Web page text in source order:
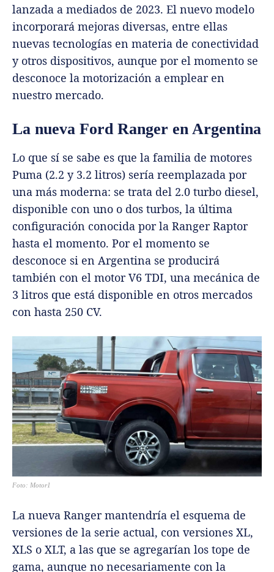
lanzada a mediados de 2023. El nuevo modelo
incorporará mejoras diversas, entre ellas
nuevas tecnologías en materia de conectividad
y otros dispositivos, aunque por el momento se
desconoce la motorización a emplear en
nuestro mercado.
La nueva Ford Ranger en Argentina
Lo que sí se sabe es que la familia de motores
Puma (2.2 y 3.2 litros) sería reemplazada por
una más moderna: se trata del 2.0 turbo diesel,
disponible con uno o dos turbos, la última
configuración conocida por la Ranger Raptor
hasta el momento. Por el momento se
desconoce si en Argentina se producirá
también con el motor V6 TDI, una mecánica de
3 litros que está disponible en otros mercados
con hasta 250 CV.
Foto: Motor1
La nueva Ranger mantendría el esquema de
versiones de la serie actual, con versiones XL,
XLS o XLT, a las que se agregarían los tope de
gama, aunque no necesariamente con la